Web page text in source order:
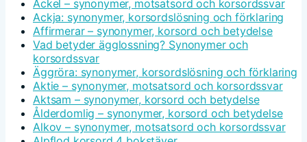
Äckel – synonymer, motsatsord och korsordssvar
Ackja: synonymer, korsordslösning och förklaring
Affirmerar – synonymer, korsord och betydelse
Vad betyder ägglossning? Synonymer och
korsordssvar
Äggröra: synonymer, korsordslösning och förklaring
Aktie – synonymer, motsatsord och korsordssvar
Aktsam – synonymer, korsord och betydelse
Ålderdomlig – synonymer, korsord och betydelse
Alkov – synonymer, motsatsord och korsordssvar